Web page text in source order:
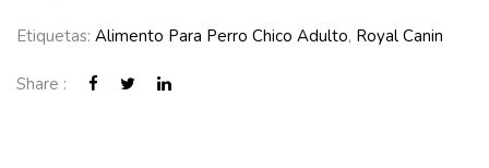
Etiquetas: Alimento Para Perro Chico Adulto, Royal Canin
Share :